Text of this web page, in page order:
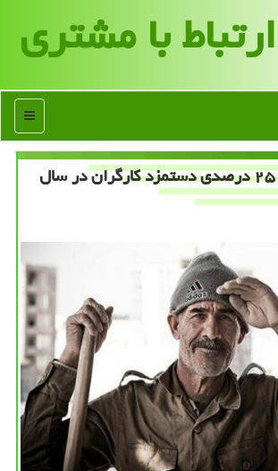
ارتباط با مشتری
منو
احتمال افزایش ۲۵ درصدی دستمزد كارگران در سال